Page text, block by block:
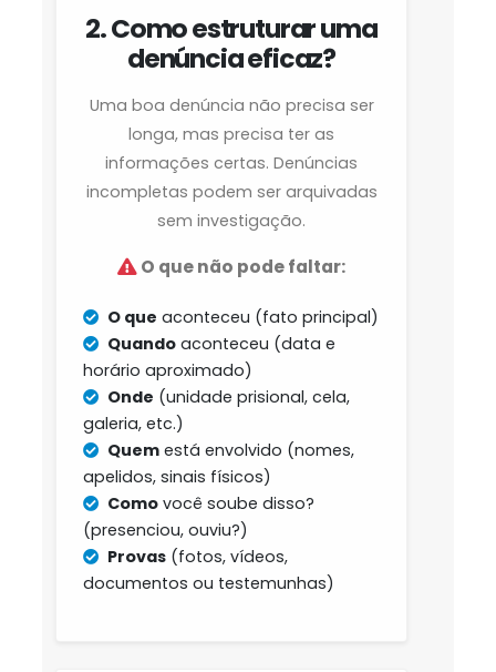
2. Como estruturar uma
denúncia eficaz?
Uma boa denúncia não precisa ser
longa, mas precisa ter as
informações certas. Denúncias
incompletas podem ser arquivadas
sem investigação.
O que não pode faltar:
O que aconteceu (fato principal)
Quando aconteceu (data e
horário aproximado)
Onde (unidade prisional, cela,
galeria, etc.)
Quem está envolvido (nomes,
apelidos, sinais físicos)
Como você soube disso?
(presenciou, ouviu?)
Provas (fotos, vídeos,
documentos ou testemunhas)